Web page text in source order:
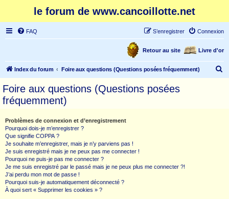
le forum de www.cancoillotte.net
FAQ Connexion
S’enregistrer
Livre d'or
Retour au site
Index du forum Foire aux questions (Questions posées fréquemment)
Foire aux questions (Questions posées
fréquemment)
Problèmes de connexion et d’enregistrement
Pourquoi dois-je m’enregistrer ?
Que signifie COPPA ?
Je souhaite m’enregistrer, mais je n’y parviens pas !
Je suis enregistré mais je ne peux pas me connecter !
Pourquoi ne puis-je pas me connecter ?
Je me suis enregistré par le passé mais je ne peux plus me connecter ?!
J’ai perdu mon mot de passe !
Pourquoi suis-je automatiquement déconnecté ?
À quoi sert « Supprimer les cookies » ?